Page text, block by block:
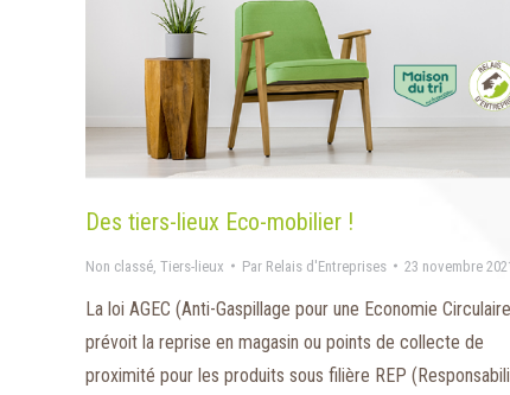
Des tiers-lieux Eco-mobilier !
Non classé Tiers-lieux Par Relais d'Entreprises 23 novembre
La loi AGEC (Anti-Gaspillage pour une Economie
prévoit la reprise en magasin ou points de collecte de
proximité pour les produits sous filière REP